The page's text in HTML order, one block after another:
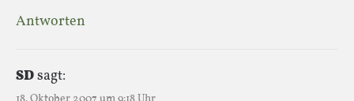
Antworten
SDsagt: